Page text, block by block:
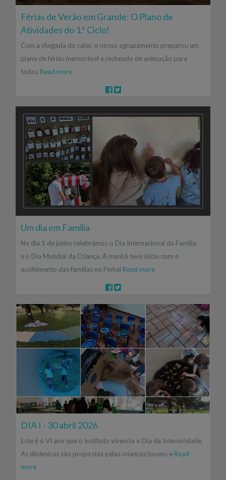
Férias de Verão em Grande: O Plano de
Atividades do 1.º Ciclo!
Com a chegada do calor, o nosso agrupamento preparou um
plano de férias memorável e recheado de animação para
todos Read more
Um dia em Família
No dia 1 de junho celebrámos o Dia Internacional da Família
e o Dia Mundial da Criança. A manhã teve início com o
acolhimento das famílias no Pinhal Read more
DIA I - 30 abril 2026
Este é o VI ano que o Instituto vivencia o Dia da Interioridade.
As dinâmicas são propostas pelas crianças/jovens e Read
more